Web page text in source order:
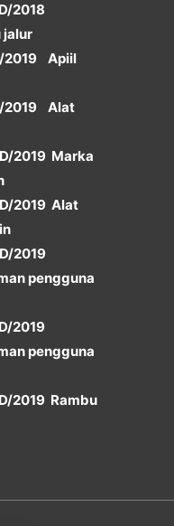
2018
jalur
2019 Apiil
2019 Alat
2019 Marka
2019 Alat
2019
pengguna
2019
pengguna
2019 Rambu